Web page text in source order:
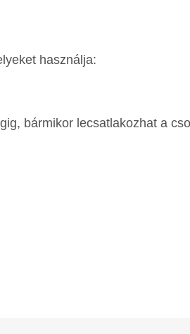
használja:
bármikor lecsatlakozhat a